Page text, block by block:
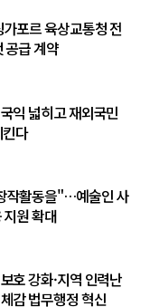
포르 육상교통청 전
공급 계약
익 넓히고 재외국민
다
작활동을"…예술인 사
지원 확대
호 강화·지역 인력난
감 법무행정 혁신